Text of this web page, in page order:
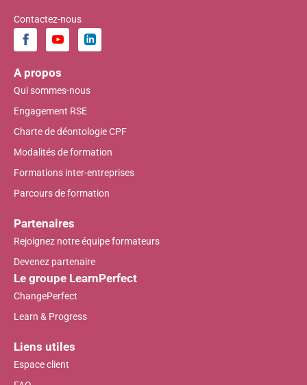
Contactez-nous
A propos
Qui sommes-nous
Engagement RSE
Charte de déontologie CPF
Modalités de formation
Formations inter-entreprises
Parcours de formation
Partenaires
Rejoignez notre équipe formateurs
Devenez partenaire
Le groupe LearnPerfect
ChangePerfect
Learn & Progress
Liens utiles
Espace client